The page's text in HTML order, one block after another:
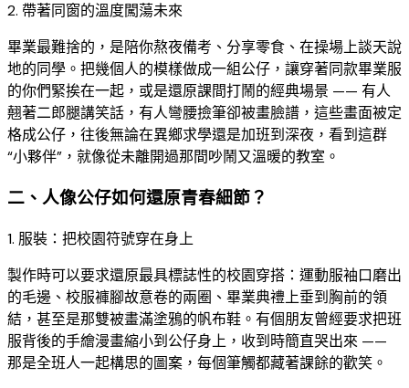
2. 帶著同窗的溫度闖蕩未來​
畢業最難捨的，是陪你熬夜備考、分享零食、在操場上談天說
地的同學。把幾個人的模樣做成一組公仔，讓穿著同款畢業服
的你們緊挨在一起，或是還原課間打鬧的經典場景 —— 有人
翹著二郎腿講笑話，有人彎腰撿筆卻被畫臉譜，這些畫面被定
格成公仔，往後無論在異鄉求學還是加班到深夜，看到這群
“小夥伴”，就像從未離開過那間吵鬧又溫暖的教室。​
二、人像公仔如何還原青春細節？​
1. 服裝：把校園符號穿在身上​
製作時可以要求還原最具標誌性的校園穿搭：運動服袖口磨出
的毛邊、校服褲腳故意卷的兩圈、畢業典禮上垂到胸前的領
結，甚至是那雙被畫滿塗鴉的帆布鞋。有個朋友曾經要求把班
服背後的手繪漫畫縮小到公仔身上，收到時簡直哭出來 ——
那是全班人一起構思的圖案，每個筆觸都藏著課餘的歡笑。​